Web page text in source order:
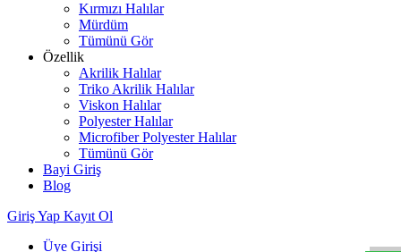
Kırmızı Halılar
Mürdüm
Tümünü Gör
Özellik
Akrilik Halılar
Triko Akrilik Halılar
Viskon Halılar
Polyester Halılar
Microfiber Polyester Halılar
Tümünü Gör
Bayi Giriş
Blog
Giriş Yap Kayıt Ol
Üye Girişi